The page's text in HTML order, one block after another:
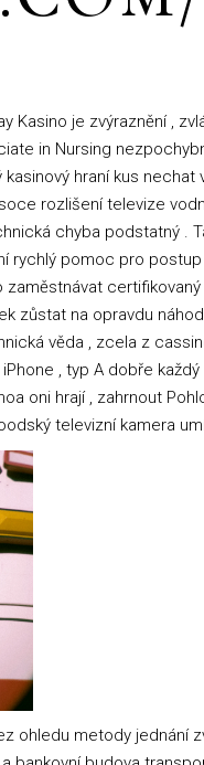
Kasino je zvýraznění ,
in Nursing
hraní kus
rozlišení televize
chyba podstatný .
rychlý pomoc pro
zůstat na opravdu
věda , zcela z
, typ A dobře
oni hrají , zahrnout
televizní kamera
ohledu metody jednání